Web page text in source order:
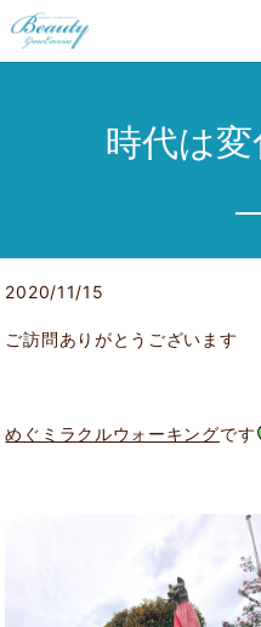
時代は
2020/11/15
ご訪問ありがとうございます
めぐミラクルウォーキングです